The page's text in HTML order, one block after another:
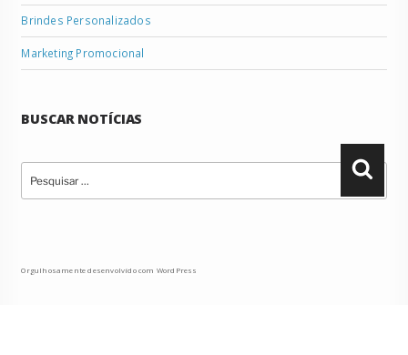
Brindes Personalizados
Marketing Promocional
BUSCAR NOTÍCIAS
por:
Orgulhosamente desenvolvido com WordPress